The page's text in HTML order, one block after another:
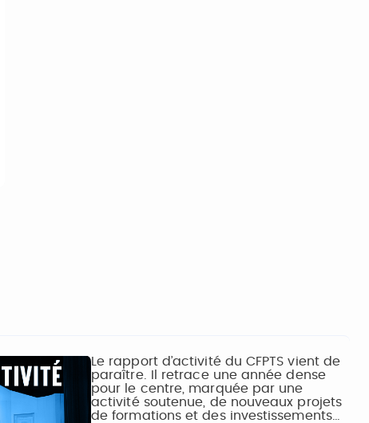
Le rapport d’activité du CFPTS vient de
paraître. Il retrace une année dense
pour le centre, marquée par une
activité soutenue, de nouveaux projets
de formations et des investissements…